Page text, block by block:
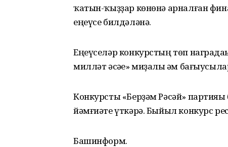
ҡатын-ҡыҙҙар көнөнә арналған
еңеүсе билдәләнә.
Еңеүселәр конкурстың төп
милләт әсәһе» миҙалы һәм
Конкурсты «Берҙәм Рәсәй»
йәмғиәте үткәрә. Быйыл конкурс
Башинформ.